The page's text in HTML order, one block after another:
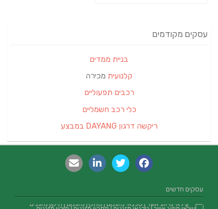
עסקים מקודמים
בניית ממדים
קלנועית מכירה
רכבים תפעוליים
כלי רכב חשמליים
ריקשה דרגון DAYANG במבצע
עסקים חדשים
עילאי מיזוג אוויר | טכנאי מזגנים | מתקין מזגנים | תיקון מזגנים